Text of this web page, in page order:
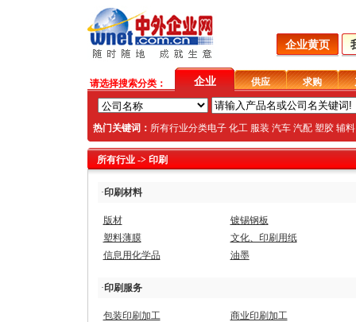
企业黄页
请选择搜索分类： 企业 供应 求购
热门关键词： 所有行业分类电子 化工 服装 汽车 汽配 塑胶 辅料
所有行业 -> 印刷
·印刷材料
版材
镀锡钢板
塑料薄膜
文化、印刷用纸
信息用化学品
油墨
·印刷服务
包装印刷加工 商业印刷加工